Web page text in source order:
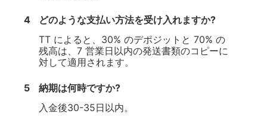
4
どのような支払い方法を受け入れますか?
TT によると、30% のデポジットと 70% の
残高は、7 営業日以内の発送書類のコピーに
対して適用されます。
5
納期は何時ですか?
入金後30-35日以内。